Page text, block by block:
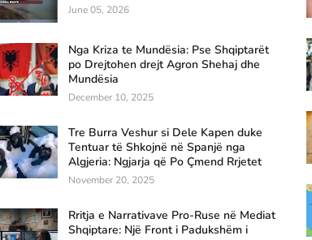
June 05, 2026
Nga Kriza te Mundësia: Pse Shqiptarët
po Drejtohen drejt Agron Shehaj dhe
Mundësia
December 10, 2025
Tre Burra Veshur si Dele Kapen duke
Tentuar të Shkojnë në Spanjë nga
Algjeria: Ngjarja që Po Çmend Rrjetet
November 20, 2025
Rritja e Narrativave Pro-Ruse në Mediat
Shqiptare: Një Front i Padukshëm i